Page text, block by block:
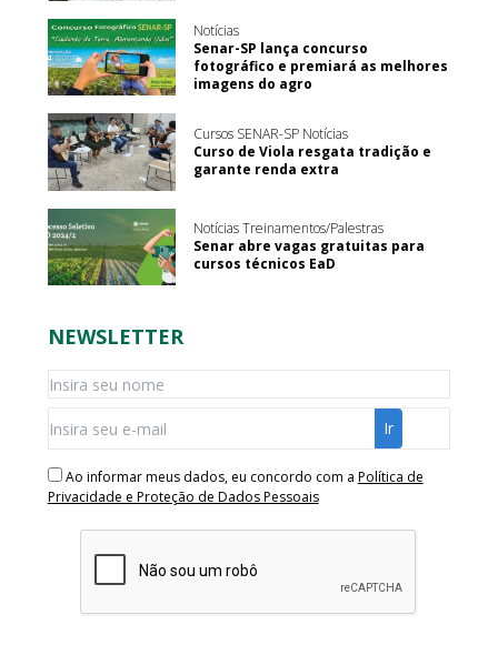
Notícias
Senar-SP lança concurso
fotográfico e premiará as melhores
imagens do agro
Cursos SENAR-SP Notícias
Curso de Viola resgata tradição e
garante renda extra
Notícias Treinamentos/Palestras
Senar abre vagas gratuitas para
cursos técnicos EaD
NEWSLETTER
Ao informar meus dados, eu concordo com a Política de
Privacidade e Proteção de Dados Pessoais